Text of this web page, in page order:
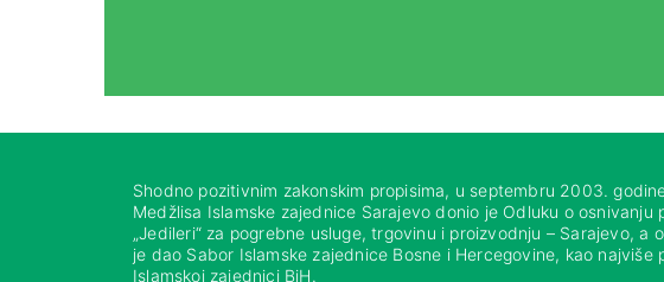
Shodno pozitivnim zakonskim propisima, u septembru 2003.
Medžlisa Islamske zajednice Sarajevo donio je Odluku o osnivanju
„Jedileri“ za pogrebne usluge, trgovinu i proizvodnju – Sarajevo, a
je dao Sabor Islamske zajednice Bosne i Hercegovine, kao najviše
Islamskoj zajednici BiH.